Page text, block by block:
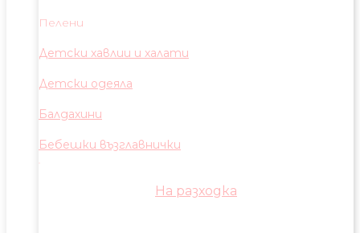
Пелени
Детски хавлии и халати
Детски одеяла
Балдахини
Бебешки възглавнички
На разходка